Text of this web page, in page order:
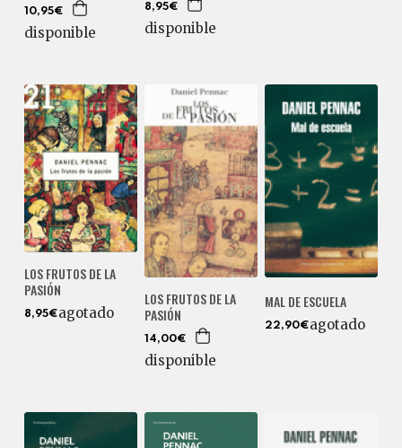
10,95€
disponible
8,95€
disponible
LOS FRUTOS DE LA
PASIÓN
8,95€agotado
LOS FRUTOS DE LA
PASIÓN
14,00€
disponible
MAL DE ESCUELA
22,90€agotado